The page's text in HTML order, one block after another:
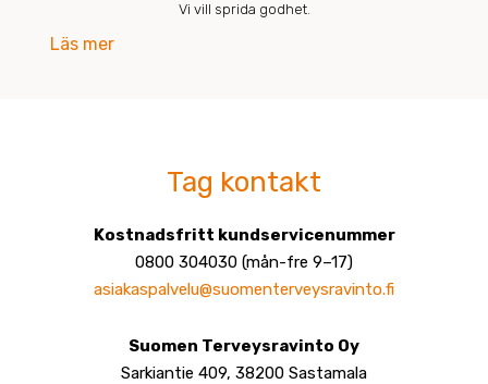
Vi vill sprida godhet.
Läs mer
Tag kontakt
Kostnadsfritt kundservicenummer
0800 304030 (mån-fre 9–17)
asiakaspalvelu@suomenterveysravinto.fi
Suomen Terveysravinto Oy
Sarkiantie 409, 38200 Sastamala